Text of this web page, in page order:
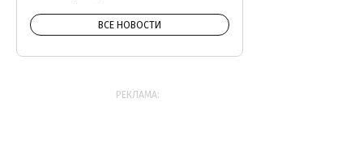
ВСЕ НОВОСТИ
РЕКЛАМА: